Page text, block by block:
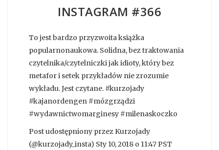
INSTAGRAM #366
To jest bardzo przyzwoita książka
popularnonaukowa. Solidna, bez traktowania
czytelnika/czytelniczki jak idioty, który bez
metafor i setek przykładów nie zrozumie
wykładu. Jest czytane. #kurzojady
#kajanordengen #mózgrządzi
#wydawnictwomarginesy #milenaskoczko
Post udostępniony przez Kurzojady
(@kurzojady_insta) Sty 10, 2018 o 11:47 PST